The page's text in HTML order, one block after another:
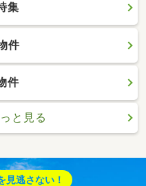
集
件
件
と見る
見逃さない！